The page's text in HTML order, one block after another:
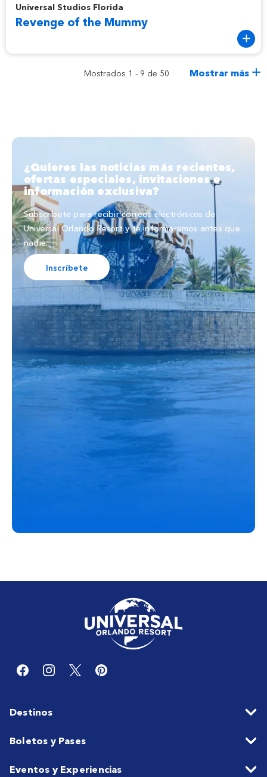
Universal Studios Florida
Revenge of the Mummy
Mostrados 1 - 9 de 50 Mostrar más
¿Quieres las noticias más recientes,
ofertas especiales, invitaciones e
información exclusiva?
Subscríbete para recibir correos electrónicos de
Universal Orlando Resort y te informaremos antes que
nadie.
Inscríbete
Destinos
Boletos y Pases
Eventos y Experiencias